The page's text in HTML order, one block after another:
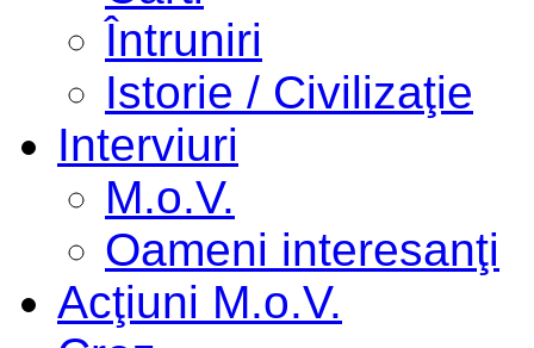
Întruniri
Istorie / Civilizaţie
Interviuri
M.o.V.
Oameni interesanţi
Acţiuni M.o.V.